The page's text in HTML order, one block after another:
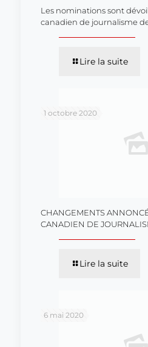
Les nominations sont
canadien de journalisme
Lire la suite
1 octobre 2020
CHANGEMENTS
CANADIEN DE
Lire la suite
6 mai 2020